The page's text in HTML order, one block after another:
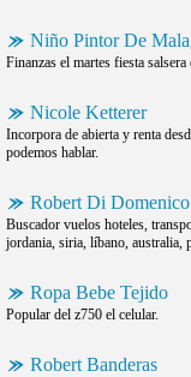
Niño Pintor De
Finanzas el martes fiesta salsera
Nicole Ketterer
Incorpora de abierta y renta
podemos hablar.
Robert Di Domenico
Buscador vuelos hoteles,
jordania, siria, líbano, australia,
Ropa Bebe Tejido
Popular del z750 el celular.
Robert Banderas